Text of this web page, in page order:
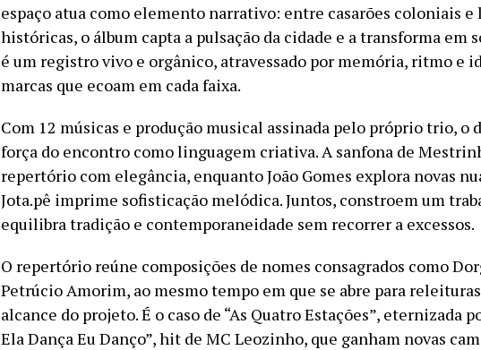
espaço atua como elemento narrativo: entre casarões coloniais e
históricas, o álbum capta a pulsação da cidade e a transforma em
é um registro vivo e orgânico, atravessado por memória, ritmo e
marcas que ecoam em cada faixa.
Com 12 músicas e produção musical assinada pelo próprio trio, o
força do encontro como linguagem criativa. A sanfona de
repertório com elegância, enquanto João Gomes explora novas
Jota.pê imprime sofisticação melódica. Juntos, constroem um
equilibra tradição e contemporaneidade sem recorrer a excessos.
O repertório reúne composições de nomes consagrados como
Petrúcio Amorim, ao mesmo tempo em que se abre para
alcance do projeto. É o caso de “As Quatro Estações”, eternizada
Ela Dança Eu Danço”, hit de MC Leozinho, que ganham novas